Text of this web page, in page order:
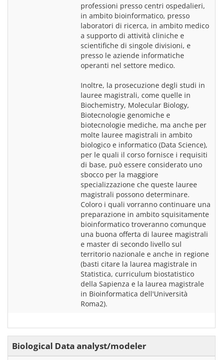
professioni presso centri ospedalieri,
in ambito bioinformatico, presso
laboratori di ricerca, in ambito medico
a supporto di attività cliniche e
scientifiche di singole divisioni, e
presso le aziende informatiche
operanti nel settore medico.
Inoltre, la prosecuzione degli studi in
lauree magistrali, come quelle in
Biochemistry, Molecular Biology,
Biotecnologie genomiche e
biotecnologie mediche, ma anche per
molte lauree magistrali in ambito
biologico e informatico (Data Science),
per le quali il corso fornisce i requisiti
di base, può essere considerato uno
sbocco per la maggiore
specializzazione che queste lauree
magistrali possono determinare.
Coloro i quali vorranno continuare una
preparazione in ambito squisitamente
bioinformatico troveranno comunque
una buona offerta di lauree magistrali
e master di secondo livello sul
territorio nazionale e anche in regione
(basti citare la laurea magistrale in
Statistica, curriculum biostatistico
della Sapienza e la laurea magistrale
in Bioinformatica dell'Università
Biological Data analyst/modeler